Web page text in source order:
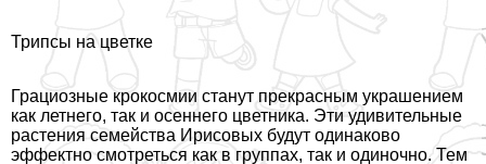
Трипсы на цветке
Грациозные крокосмии станут прекрасным украшением
как летнего, так и осеннего цветника. Эти удивительные
растения семейства Ирисовых будут одинаково
эффектно смотреться как в группах, так и одиночно. Тем